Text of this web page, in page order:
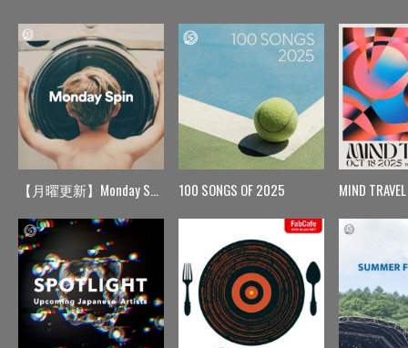
【月曜更新】Monday Spin 100 SONGS OF 2025 MIND TRAVEL